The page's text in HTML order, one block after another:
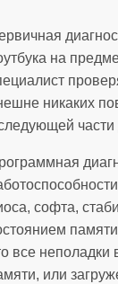
на
никаких
части
софта,
все
или